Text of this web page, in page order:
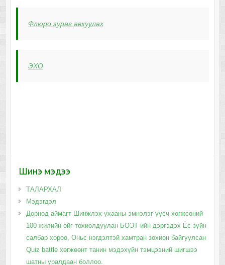
Флюро зураг авхуулах
ЭХО
Шинэ мэдээ
ТАЛАРХАЛ
Мэдэгдэл
Дорнод аймагт Шинжлэх ухааны эмнэлэг үүсч хөгжсөний
100 жилийн ойг тохиолдуулан БОЭТ-ийн дэргэдэх Ёс зүйн
салбар хороо, Оньс нэгдэлтэй хамтран зохион байгуулсан
Quiz battle хөгжөөнт танин мэдэхүйн тэмцээний шигшээ
шатны уралдаан боллоо.